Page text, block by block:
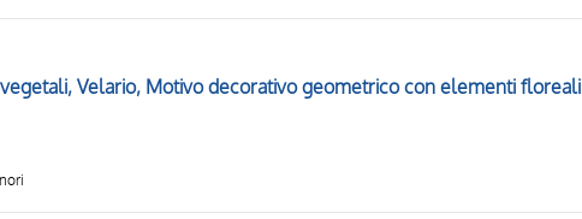
Velario, Motivo decorativo geometrico con elementi floreali